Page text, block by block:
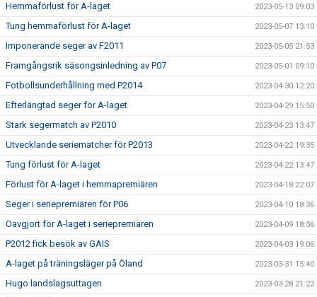
Hemmaförlust för A-laget 2023-05-13 09:03
Tung hemmaförlust för A-laget 2023-05-07 13:10
Imponerande seger av F2011 2023-05-05 21:53
Framgångsrik säsongsinledning av P07 2023-05-01 09:10
Fotbollsunderhållning med P2014 2023-04-30 12:20
Efterlängtad seger för A-laget 2023-04-29 15:50
Stark segermatch av P2010 2023-04-23 13:47
Utvecklande seriematcher för P2013 2023-04-22 19:35
Tung förlust för A-laget 2023-04-22 13:47
Förlust för A-laget i hemmapremiären 2023-04-18 22:07
Seger i seriepremiären för P06 2023-04-10 18:36
Oavgjort för A-laget i seriepremiären 2023-04-09 18:36
P2012 fick besök av GAIS 2023-04-03 19:06
A-laget på träningsläger på Öland 2023-03-31 15:40
Hugo landslagsuttagen 2023-03-28 21:22